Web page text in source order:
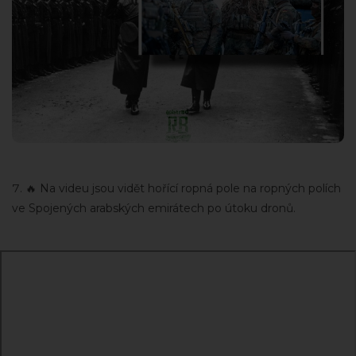
🔥 Na videu jsou vidět hořící ropná pole na ropných polích
ve Spojených arabských emirátech po útoku dronů.